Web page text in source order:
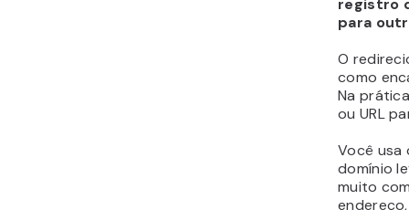
registro
para
O
como
Na
ou URL
Você usa
domínio
muito